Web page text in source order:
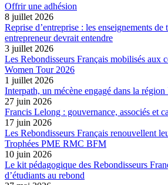
Offrir une adhésion
8 juillet 2026
Reprise d’entreprise : les enseignements de
entrepreneur devrait entendre
3 juillet 2026
Les Rebondisseurs Français mobilisés aux
Women Tour 2026
1 juillet 2026
Interpath, un mécène engagé dans la
27 juin 2026
Francis Lelong : gouvernance, associés et
17 juin 2026
Les Rebondisseurs Français renouvellent
Trophées PME RMC BFM
10 juin 2026
Le kit pédagogique des Rebondisseurs
d’étudiants au rebond